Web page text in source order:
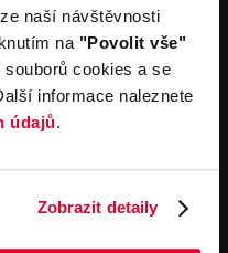
naší návštěvnosti
na "Povolit vše"
cookies a se
informace naleznete
údajů.
Zobrazit detaily
Auto+ Poděbrady
vozy
odkazy
Všeobecné obchodní
podmínky pro online